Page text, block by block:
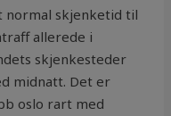
normal skjenketid til
allerede i
skjenkesteder
midnatt. Det er
oslo rart med